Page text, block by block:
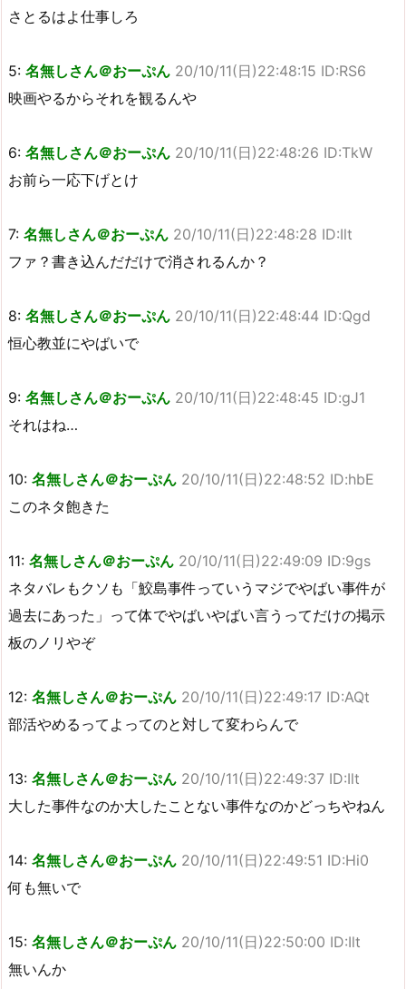
さとるはよ仕事しろ
5: 名無しさん＠おーぷん 20/10/11(日)22:48:15 ID:RS6
映画やるからそれを観るんや
6: 名無しさん＠おーぷん 20/10/11(日)22:48:26 ID:TkW
お前ら一応下げとけ
7: 名無しさん＠おーぷん 20/10/11(日)22:48:28 ID:Ilt
ファ？書き込んだだけで消されるんか？
8: 名無しさん＠おーぷん 20/10/11(日)22:48:44 ID:Qgd
恒心教並にやばいで
9: 名無しさん＠おーぷん 20/10/11(日)22:48:45 ID:gJ1
それはね…
10: 名無しさん＠おーぷん 20/10/11(日)22:48:52 ID:hbE
このネタ飽きた
11: 名無しさん＠おーぷん 20/10/11(日)22:49:09 ID:9gs
ネタバレもクソも「鮫島事件っていうマジでやばい事件が
過去にあった」って体でやばいやばい言うってだけの掲示
板のノリやぞ
12: 名無しさん＠おーぷん 20/10/11(日)22:49:17 ID:AQt
部活やめるってよってのと対して変わらんで
13: 名無しさん＠おーぷん 20/10/11(日)22:49:37 ID:Ilt
大した事件なのか大したことない事件なのかどっちやねん
14: 名無しさん＠おーぷん 20/10/11(日)22:49:51 ID:Hi0
何も無いで
15: 名無しさん＠おーぷん 20/10/11(日)22:50:00 ID:Ilt
無いんか